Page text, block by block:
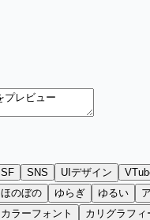
SF SNS UIデザイン
ほのぼの ゆらぎ ゆるい
カラーフォント カリグラフィ